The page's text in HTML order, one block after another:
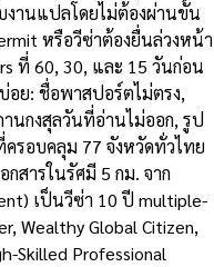
งานแปลโดยไม่ต้องผ่านขั้น
หรือวีซ่าต้องยื่นล่วงหน้า
ที่ 60, 30, และ 15 วันก่อน
อย: ชื่อพาสปอร์ตไม่ตรง,
านกงสุลวันที่อ่านไม่ออก, รูป
รอบคลุม 77 จังหวัดทั่วไทย
สารในรัศมี 5 กม. จาก
เป็นวีซ่า 10 ปี multiple-
Wealthy Global Citizen,
Skilled Professional